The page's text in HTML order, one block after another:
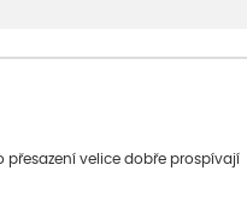
přesazení velice dobře prospívají